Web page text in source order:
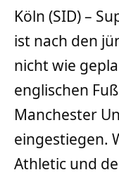
Köln (SID) –
ist nach den
nicht wie
englischen
Manchester
eingestiegen.
Athletic und